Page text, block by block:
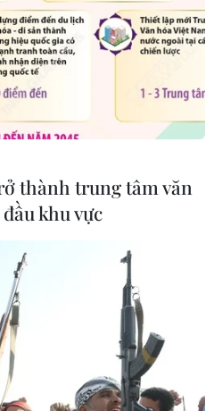
Nội
thành trung tâm văn
khu vực